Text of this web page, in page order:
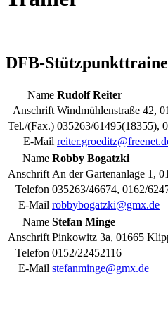
DFB-
Name Rudolf Reiter
Anschrift Windmühlenstraße 42,
Tel./(Fax.) 035263/61495(18355),
E-Mail
Name Robby Bogatzki
Anschrift An der Gartenanlage 1,
Telefon 035263/46674, 0162/
E-Mail robbybogatzki@gmx.de
Name Stefan Minge
Anschrift Pinkowitz 3a, 01665
Telefon 0152/22452116
E-Mail stefanminge@gmx.de